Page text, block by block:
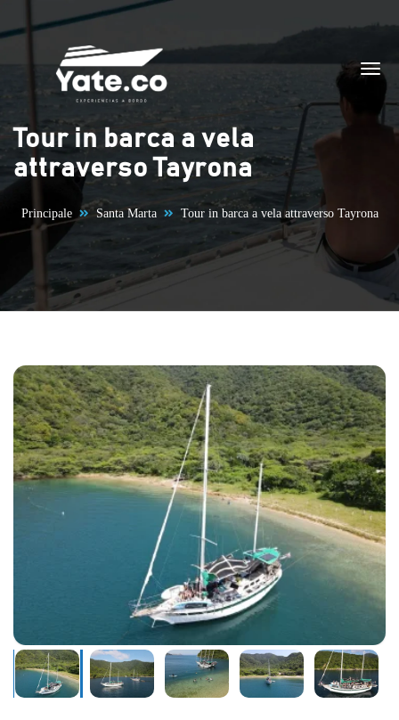
Vai al contenuto
Tour in barca a vela
attraverso Tayrona
Principale Santa Marta Tour in barca a vela attraverso Tayrona